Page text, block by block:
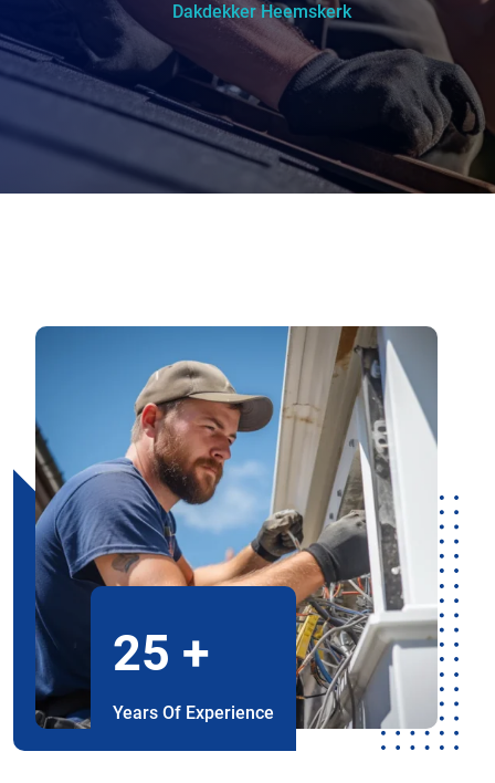
Dakdekker Heemskerk
25 +
Years Of Experience